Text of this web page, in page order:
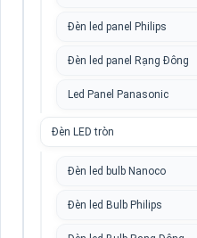
Đèn led panel Philips
Đèn led panel Rạng Đông
Led Panel Panasonic
Đèn LED tròn
Đèn led bulb Nanoco
Đèn led Bulb Philips